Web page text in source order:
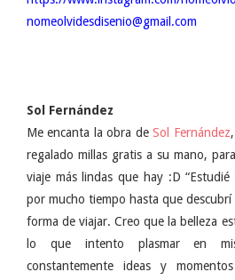
nomeolvidesdisenio@gmail.com
Sol Fernández
Me encanta la obra deSol Fernández
regalado millas gratis a su mano,
viaje más lindas que hay :D
por mucho tiempo hasta que
forma de viajar. Creo que la belleza
lo que intento plasmar en
constantemente ideas y